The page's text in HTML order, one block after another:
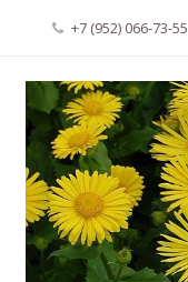
+7 (952) 066-73-55
Главная
О нас
Новости
Каталог растений